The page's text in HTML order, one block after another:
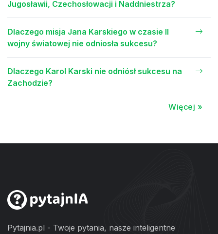
Jugosławii, Czechosłowacji i Naddniestrza?
Dlaczego misja Jana Karskiego w czasie II
wojny światowej nie odniosła sukcesu?
Dlaczego Karol Karski nie odniósł sukcesu na
Zachodzie?
Więcej »
Pytajnia.pl - Twoje pytania, nasze inteligentne